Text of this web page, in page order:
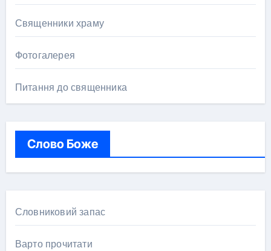
Священники храму
Фотогалерея
Питання до священника
Слово Боже
Словниковий запас
Варто прочитати